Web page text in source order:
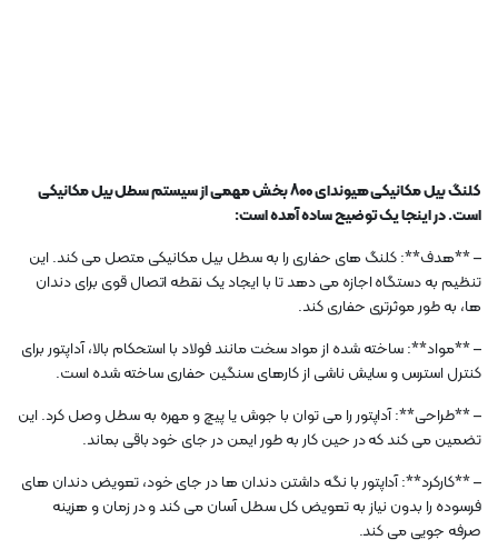
کلنگ بیل مکانیکی هیوندای 800 بخش مهمی از سیستم سطل بیل مکانیکی
است. در اینجا یک توضیح ساده آمده است:
– **هدف**: کلنگ های حفاری را به سطل بیل مکانیکی متصل می کند. این
تنظیم به دستگاه اجازه می دهد تا با ایجاد یک نقطه اتصال قوی برای دندان
ها، به طور موثرتری حفاری کند.
– **مواد**: ساخته شده از مواد سخت مانند فولاد با استحکام بالا، آداپتور برای
کنترل استرس و سایش ناشی از کارهای سنگین حفاری ساخته شده است.
– **طراحی**: آداپتور را می توان با جوش یا پیچ و مهره به سطل وصل کرد. این
تضمین می کند که در حین کار به طور ایمن در جای خود باقی بماند.
– **کارکرد**: آداپتور با نگه داشتن دندان ها در جای خود، تعویض دندان های
فرسوده را بدون نیاز به تعویض کل سطل آسان می کند و در زمان و هزینه
صرفه جویی می کند.